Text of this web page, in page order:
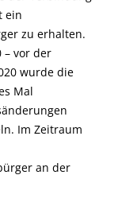
ein
zu erhalten.
– vor der
wurde die
Mal
Im Zeitraum
an der